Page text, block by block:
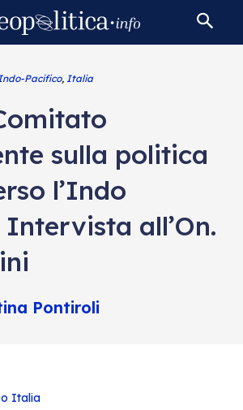
Pacifico, Italia
sulla politica
l’Indo
all’On.
Pontiroli
Italia